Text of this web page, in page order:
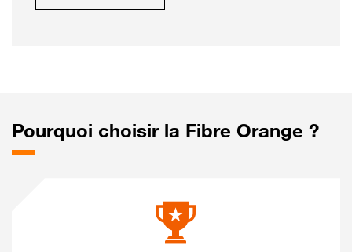
Pourquoi choisir la Fibre Orange ?